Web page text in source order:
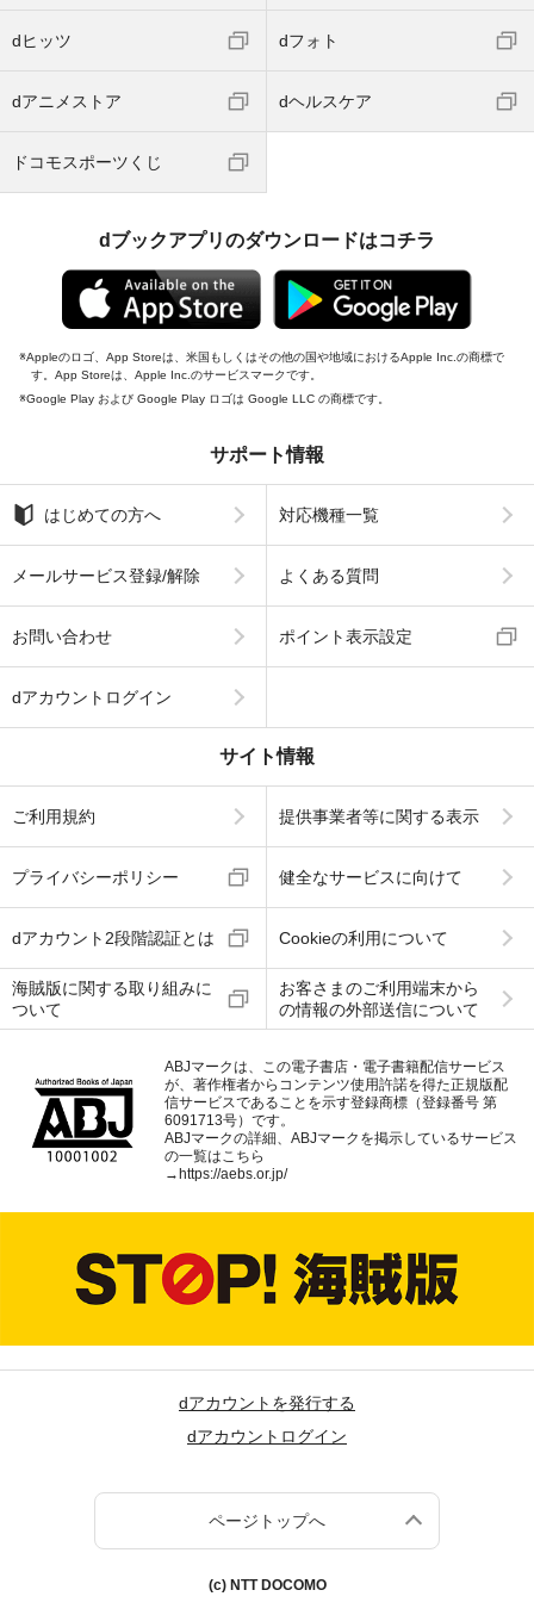
dヒッツ dフォト
dアニメストア dヘルスケア
ドコモスポーツくじ
dブックアプリのダウンロードはコチラ
Appleのロゴ、App Storeは、米国もしくはその他の国や地域におけるApple Inc.の商標で
す。App Storeは、Apple Inc.のサービスマークです。
Google Play および Google Play ロゴは Google LLC の商標です。
サポート情報
はじめての方へ 対応機種一覧
メールサービス登録/解除 よくある質問
お問い合わせ ポイント表示設定
dアカウントログイン
サイト情報
ご利用規約 提供事業者等に関する表示
プライバシーポリシー 健全なサービスに向けて
dアカウント2段階認証とは Cookieの利用について
海賊版に関する取り組みに
ついて
お客さまのご利用端末から
の情報の外部送信について
ABJマークは、この電子書店・電子書籍配信サービス
が、著作権者からコンテンツ使用許諾を得た正規版配
信サービスであることを示す登録商標（登録番号 第
6091713号）です。
ABJマークの詳細、ABJマークを掲示しているサービス
の一覧はこちら
→https://aebs.or.jp/
dアカウントを発行する
dアカウントログイン
ページトップへ
(c) NTT DOCOMO